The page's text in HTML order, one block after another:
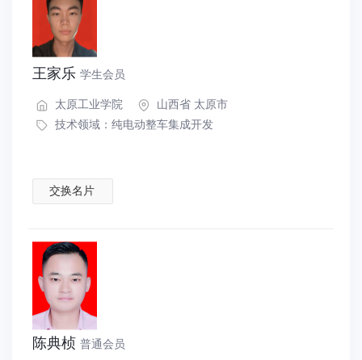
王家乐 学生会员
太原工业学院
山西省 太原市
技术领域： 纯电动整车集成开发
交换名片
陈典桢 普通会员